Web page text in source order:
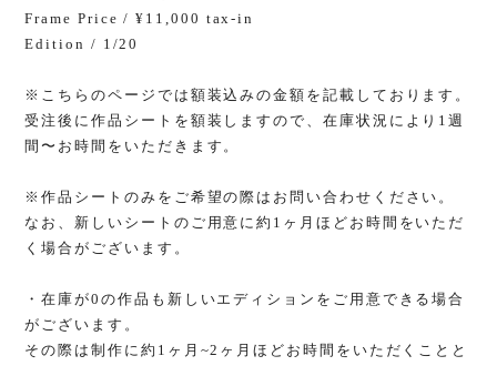
Frame Price / ¥11,000 tax-in
Edition / 1/20
※こちらのページでは額装込みの金額を記載しております。
受注後に作品シートを額装しますので、在庫状況により1週
間〜お時間をいただきます。
※作品シートのみをご希望の際はお問い合わせください。
なお、新しいシートのご用意に約1ヶ月ほどお時間をいただ
く場合がございます。
・在庫が0の作品も新しいエディションをご用意できる場合
がございます。
その際は制作に約1ヶ月~2ヶ月ほどお時間をいただくことと